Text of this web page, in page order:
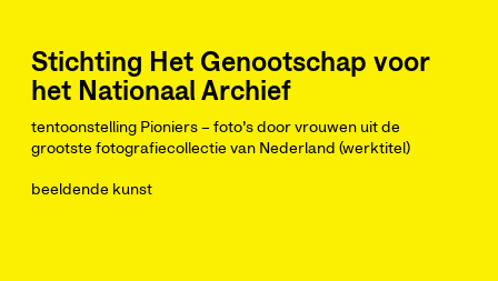
Stichting Het Genootschap voor
het Nationaal Archief
tentoonstelling Pioniers – foto’s door vrouwen uit de
grootste fotografiecollectie van Nederland (werktitel)
beeldende kunst